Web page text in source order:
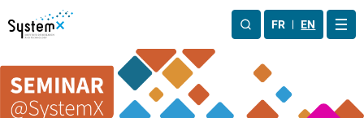
Aller au menu
Aller au contenu
Aller au pied de page
FR EN